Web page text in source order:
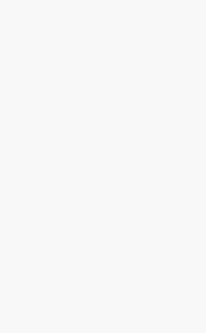
v létě. Pokud